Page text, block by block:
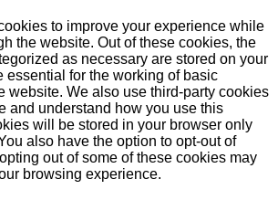
to improve your experience while
the website. Out of these cookies, the
as necessary are stored on your
essential for the working of basic
website. We also use third-party cookies
and understand how you use this
will be stored in your browser only
also have the option to opt-out of
out of some of these cookies may
browsing experience.